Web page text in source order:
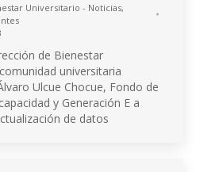
Universitario - Noticias,
de Bienestar
universitaria
Ulcue Chocue, Fondo de
y Generación E a
de datos